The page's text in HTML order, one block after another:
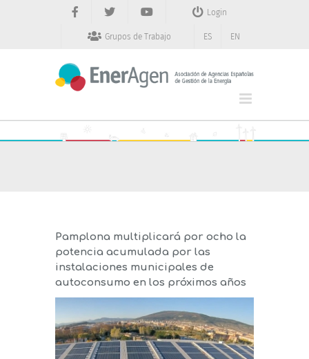
Login
Grupos de Trabajo ES EN
Pamplona multiplicará por ocho la
potencia acumulada por las
instalaciones municipales de
autoconsumo en los próximos años